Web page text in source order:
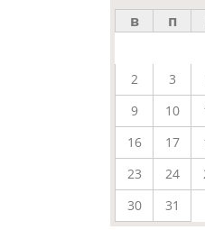
в п
2
3
9
10
16
17
23
24
30
31